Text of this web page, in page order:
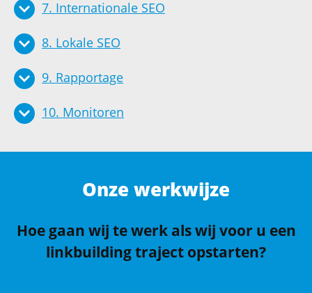
7. Internationale SEO
8. Lokale SEO
9. Rapportage
10. Monitoren
Onze werkwijze
Hoe gaan wij te werk als wij voor u een
linkbuilding traject opstarten?